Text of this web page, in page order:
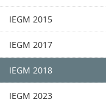
IEGM 2015
IEGM 2017
IEGM 2018
IEGM 2023